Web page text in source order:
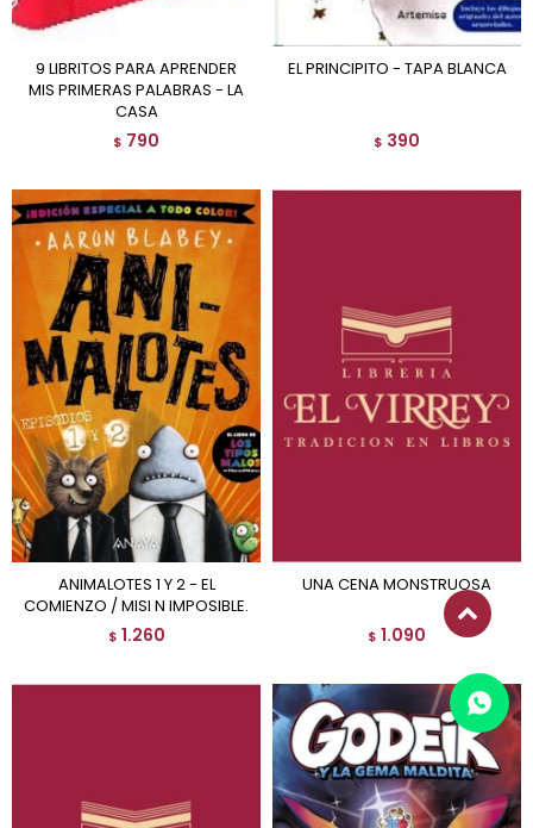
9 LIBRITOS PARA APRENDER
MIS PRIMERAS PALABRAS - LA
CASA
$ 790
EL PRINCIPITO - TAPA BLANCA
$ 390
ANIMALOTES 1 Y 2 - EL
COMIENZO / MISI N IMPOSIBLE.
$ 1.260
UNA CENA MONSTRUOSA
$ 1.090